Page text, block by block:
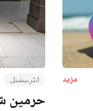
مزید انٹرنیشنل
حرمین